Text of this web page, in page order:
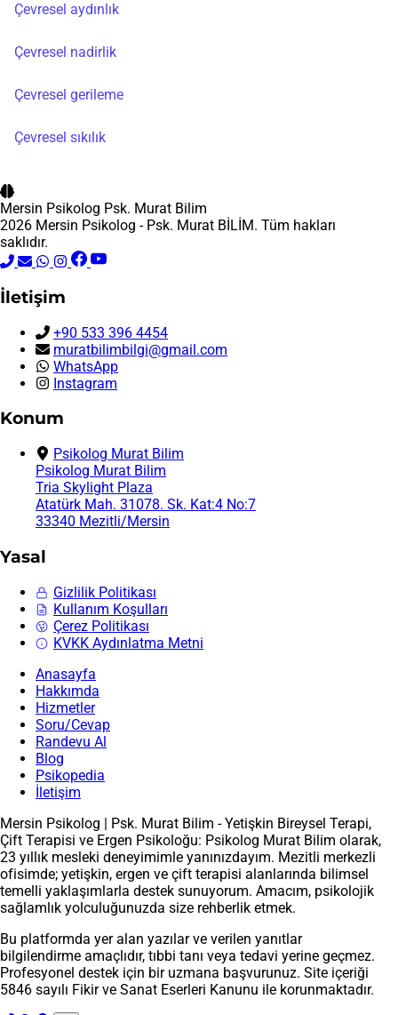
Çevresel aydınlık
Çevresel nadirlik
Çevresel gerileme
Çevresel sıkılık
Mersin Psikolog Psk. Murat Bilim
2026 Mersin Psikolog - Psk. Murat BİLİM. Tüm hakları
saklıdır.
İletişim
+90 533 396 4454
muratbilimbilgi@gmail.com
WhatsApp
Instagram
Konum
Psikolog Murat Bilim
Psikolog Murat Bilim
Tria Skylight Plaza
Atatürk Mah. 31078. Sk. Kat:4 No:7
33340 Mezitli/Mersin
Yasal
Gizlilik Politikası
Kullanım Koşulları
Çerez Politikası
KVKK Aydınlatma Metni
Anasayfa
Hakkımda
Hizmetler
Soru/Cevap
Randevu Al
Blog
Psikopedia
İletişim
Mersin Psikolog | Psk. Murat Bilim - Yetişkin Bireysel Terapi,
Çift Terapisi ve Ergen Psikoloğu: Psikolog Murat Bilim olarak,
23 yıllık mesleki deneyimimle yanınızdayım. Mezitli merkezli
ofisimde; yetişkin, ergen ve çift terapisi alanlarında bilimsel
temelli yaklaşımlarla destek sunuyorum. Amacım, psikolojik
sağlamlık yolculuğunuzda size rehberlik etmek.
Bu platformda yer alan yazılar ve verilen yanıtlar
bilgilendirme amaçlıdır, tıbbi tanı veya tedavi yerine geçmez.
Profesyonel destek için bir uzmana başvurunuz. Site içeriği
5846 sayılı Fikir ve Sanat Eserleri Kanunu ile korunmaktadır.